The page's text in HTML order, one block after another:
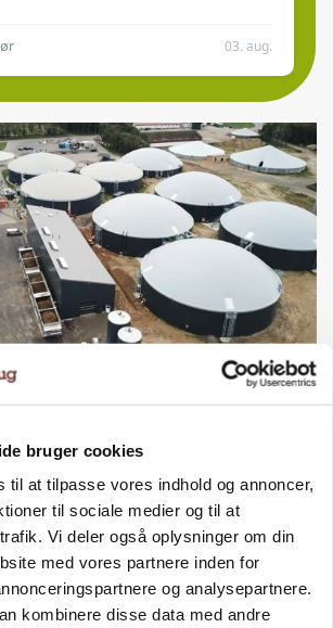
bruger cookies
til at tilpasse vores indhold og annoncer,
til sociale medier og til at
Vi deler også oplysninger om din
med vores partnere inden for
og analysepartnere.
kombinere disse data med andre
03. aug.
millioner: Sindal Biogas vil